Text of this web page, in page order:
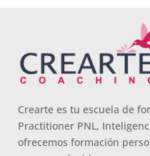
Crearte es tu escuela de
Practitioner PNL,
ofrecemos formación